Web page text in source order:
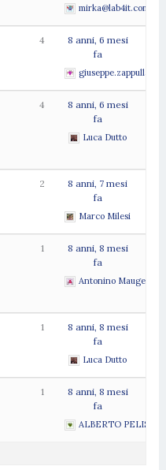
mirka@lab4it.com
4
8 anni, 6 mesi
fa
4
8 anni, 6 mesi
fa
Luca Dutto
2
8 anni, 7 mesi
fa
Marco Milesi
1
8 anni, 8 mesi
fa
Antonino Maugeri
1
8 anni, 8 mesi
fa
Luca Dutto
1
8 anni, 8 mesi
fa
ALBERTO